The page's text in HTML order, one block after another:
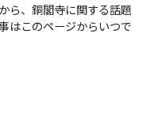
ら、銅閣寺に関する話題
はこのページからいつで